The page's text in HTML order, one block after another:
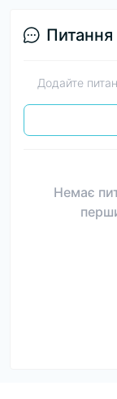
Питання
Додайте
Немає